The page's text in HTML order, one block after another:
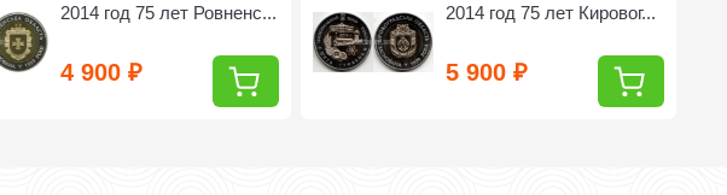
2014 год 75 лет Ровненс...
4 900₽
2014 год 75 лет Кировог...
5 900₽